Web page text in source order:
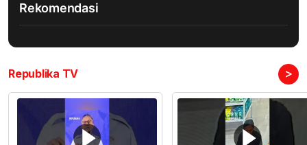
Rekomendasi
Republika TV >